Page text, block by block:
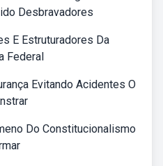
Desbravadores
E Estruturadores Da
Federal
Evitando Acidentes O
Do Constitucionalismo